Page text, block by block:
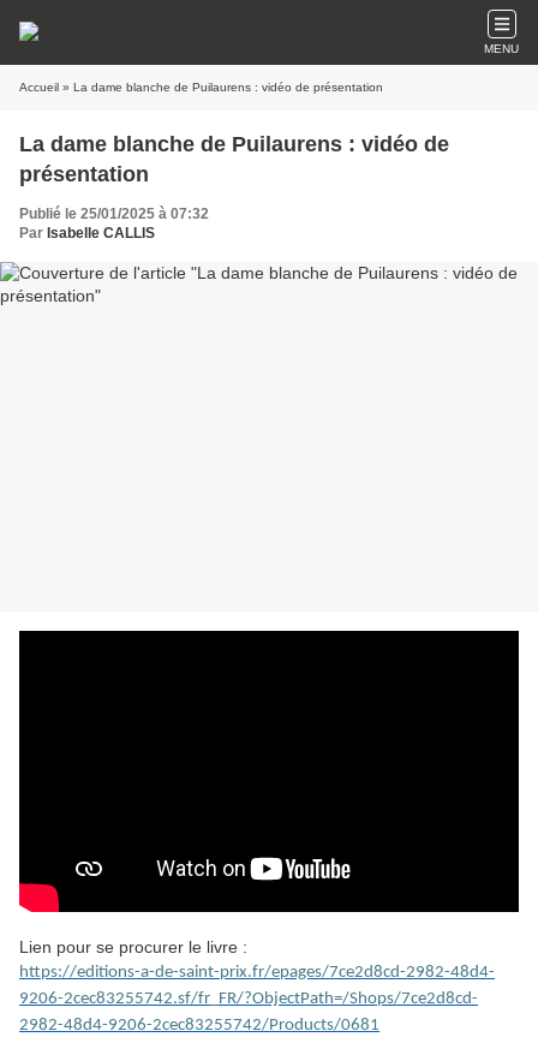
MENU
Accueil » La dame blanche de Puilaurens : vidéo de présentation
La dame blanche de Puilaurens : vidéo de
présentation
Publié le 25/01/2025 à 07:32
Par Isabelle CALLIS
Lien pour se procurer le livre :
https://editions-a-de-saint-prix.fr/epages/7ce2d8cd-2982-48d4-
9206-2cec83255742.sf/fr_FR/?ObjectPath=/Shops/7ce2d8cd-
2982-48d4-9206-2cec83255742/Products/0681